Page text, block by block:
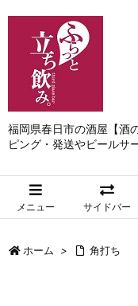
福岡県春日市の酒屋【酒
ピング・発送やビールサ
メニュー サイドバー
ホーム > 角打ち